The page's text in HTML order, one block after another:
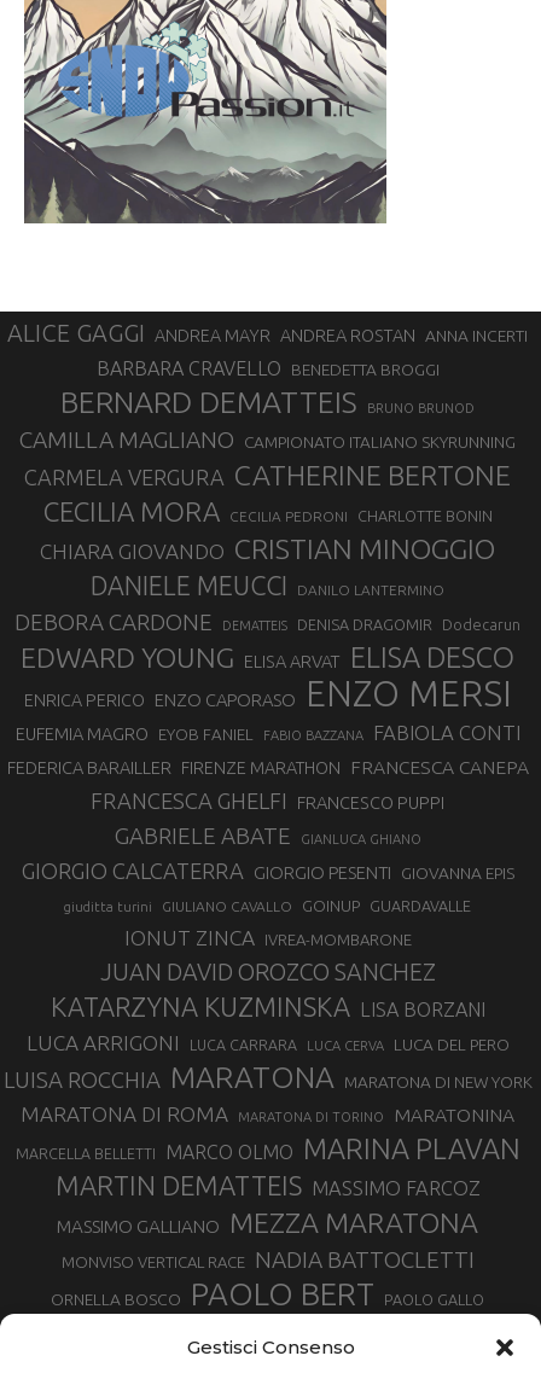
Gestisci Consenso
ALICE GAGGI ANDREA MAYR ANDREA ROSTAN ANNA INCERTI
BARBARA CRAVELLO BENEDETTA BROGGI
BERNARD DEMATTEIS BRUNO BRUNOD
CAMILLA MAGLIANO CAMPIONATO ITALIANO SKYRUNNING
CARMELA VERGURA CATHERINE BERTONE
CECILIA MORA CECILIA PEDRONI CHARLOTTE BONIN
CHIARA GIOVANDO CRISTIAN MINOGGIO
DANIELE MEUCCI DANILO LANTERMINO
DEBORA CARDONE DEMATTEIS DENISA DRAGOMIR Dodecarun
EDWARD YOUNG ELISA ARVAT ELISA DESCO
ENRICA PERICO ENZO CAPORASO ENZO MERSI
EUFEMIA MAGRO EYOB FANIEL FABIO BAZZANA FABIOLA CONTI
FEDERICA BARAILLER FIRENZE MARATHON FRANCESCA CANEPA
FRANCESCA GHELFI FRANCESCO PUPPI
GABRIELE ABATE GIANLUCA GHIANO
GIORGIO CALCATERRA GIORGIO PESENTI GIOVANNA EPIS
giuditta turini GIULIANO CAVALLO GOINUP GUARDAVALLE
IONUT ZINCA IVREA-MOMBARONE
JUAN DAVID OROZCO SANCHEZ
KATARZYNA KUZMINSKA LISA BORZANI
LUCA ARRIGONI LUCA CARRARA LUCA CERVA LUCA DEL PERO
LUISA ROCCHIA MARATONA MARATONA DI NEW YORK
MARATONA DI ROMA MARATONA DI TORINO MARATONINA
MARCELLA BELLETTI MARCO OLMO MARINA PLAVAN
MARTIN DEMATTEIS MASSIMO FARCOZ
MASSIMO GALLIANO MEZZA MARATONA
MONVISO VERTICAL RACE NADIA BATTOCLETTI
ORNELLA BOSCO PAOLO BERT PAOLO GALLO